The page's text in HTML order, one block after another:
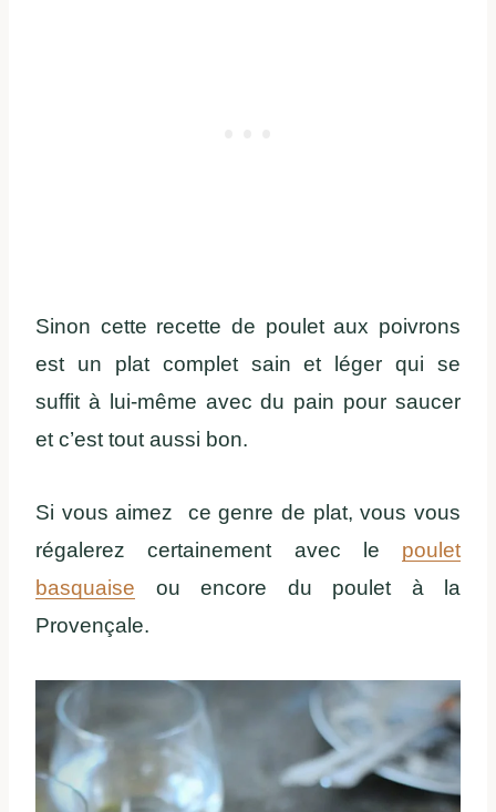
Sinon cette recette de poulet aux poivrons
est un plat complet sain et léger qui se
suffit à lui-même avec du pain pour saucer
et c’est tout aussi bon.
Si vous aimez ce genre de plat, vous vous
régalerez certainement avec le poulet
basquaise ou encore du poulet à la
Provençale.